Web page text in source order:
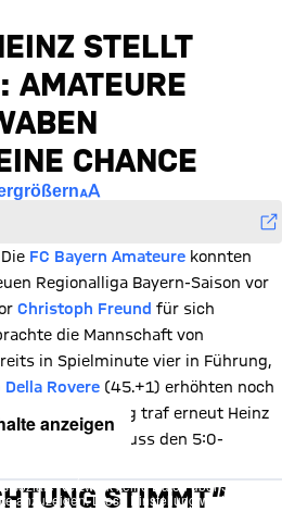
STELLT
AMATEURE
CHANCE
FC Bayern Amateure konnten
Regionalliga Bayern-Saison vor
Christoph Freund für sich
die Mannschaft von
in Spielminute vier in Führung,
Della Rovere (45.+1) erhöhten noch
Durchgang traf erneut Heinz
kurz vor Schluss den 5:0-
anzeigen
Sie es diesem sozialen
IP-Adresse) mit Hilfe von Cookies zu
soziale Netzwerk keine Daten über Sie
anzuzeigen. Diese Einstellung wird für
auf unserer Website gespeichert
STIMMT“